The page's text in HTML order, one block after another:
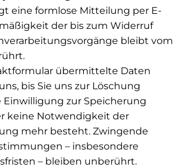
eine formlose Mitteilung per E-
der bis zum Widerruf
bleibt vom
übermittelte Daten
bis Sie uns zur Löschung
Einwilligung zur Speicherung
keine Notwendigkeit der
mehr besteht. Zwingende
– insbesondere
– bleiben unberührt.